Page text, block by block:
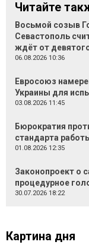
Читайте
Восьмой созыв
Севастополь
ждёт от
06.08.2026 10:36
Евросоюз
Украины для
03.08.2026 11:45
Бюрократия
стандарта
01.08.2026 12:35
Законопроект о
процедурное
30.07.2026 18:22
Картина дня